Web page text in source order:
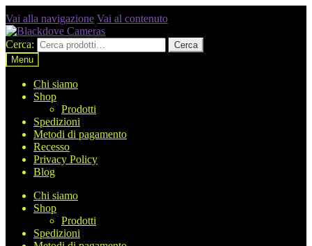
Vai alla navigazione Vai al contenuto
Cerca:
Cerca
Menu
Chi siamo
Shop
Prodotti
Spedizioni
Metodi di pagamento
Recesso
Privacy Policy
Blog
Chi siamo
Shop
Prodotti
Spedizioni